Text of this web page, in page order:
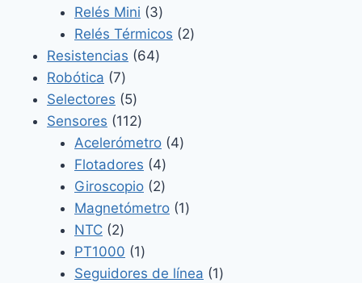
Relés Mini 33
productos
Relés Térmicos 22
Resistencias 6464
Robótica 77
productos
Selectores 55
productos
Sensores 112112
productos
Acelerómetro 44
Flotadores 44
productos
Giroscopio 22
productos
Magnetómetro 11
NTC 22
productos
PT1000 11
producto
Seguidores de línea 11